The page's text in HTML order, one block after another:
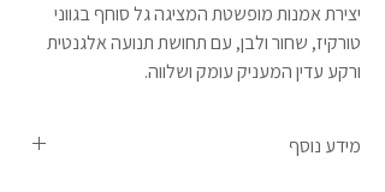
יצירת אמנות מופשטת המציגה גל סוחף בגווני
טורקיז, שחור ולבן, עם תחושת תנועה אלגנטית
ורקע עדין המעניק עומק ושלווה.
מידע נוסף